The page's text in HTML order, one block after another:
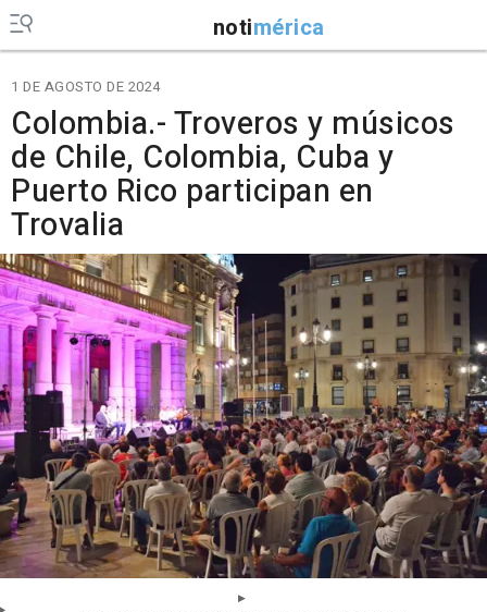
notimérica
1 DE AGOSTO DE 2024
Colombia.- Troveros y músicos
de Chile, Colombia, Cuba y
Puerto Rico participan en
Trovalia